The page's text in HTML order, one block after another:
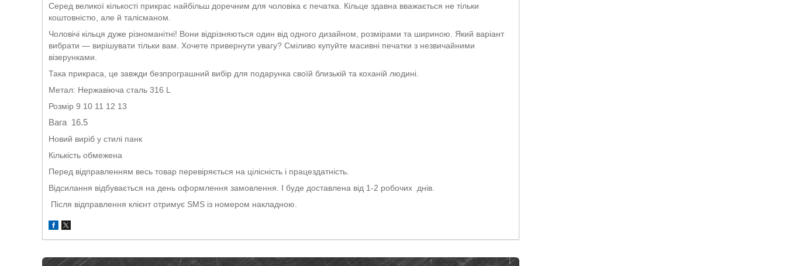
Серед великої кількості прикрас найбільш доречним для чоловіка є печатка. Кільце здавна вважається не тільки
коштовністю, але й талісманом.
Чоловічі кільця дуже різноманітні! Вони відрізняються один від одного дизайном, розмірами та шириною. Який варіант
вибрати — вирішувати тільки вам. Хочете привернути увагу? Сміливо купуйте масивні печатки з незвичайними
візерунками.
Така прикраса, це завжди безпрограшний вибір для подарунка своїй близькій та коханій людині.
Метал: Нержавіюча сталь 316 L
Розмір 9 10 11 12 13
Вага 16.5
Новий виріб у стилі панк
Кількість обмежена
Перед відправленням весь товар перевіряється на цілісність і працездатність.
Відсилання відбувається на день оформлення замовлення. І буде доставлена від 1-2 робочих днів.
Після відправлення клієнт отримує SMS із номером накладною.